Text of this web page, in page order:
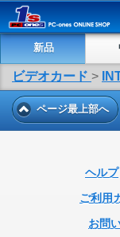
新品
ビデオカード >
ページ最上部へ
ヘルプ
ご利用
お問